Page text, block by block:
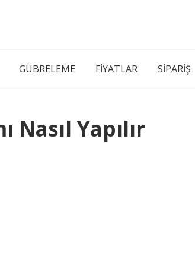
GÜBRELEME FİYATLAR SİPARİŞ
Nasıl Yapılır